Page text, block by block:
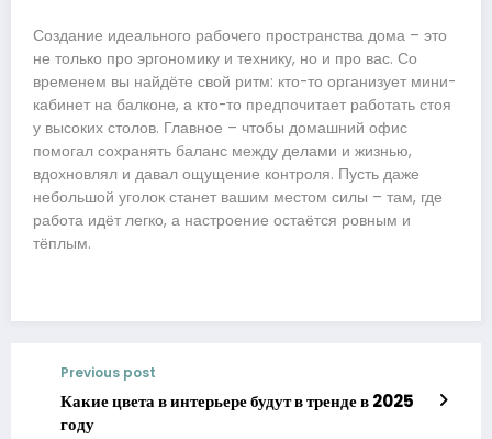
Создание идеального рабочего пространства дома – это
не только про эргономику и технику, но и про вас. Со
временем вы найдёте свой ритм: кто-то организует мини-
кабинет на балконе, а кто-то предпочитает работать стоя
у высоких столов. Главное – чтобы домашний офис
помогал сохранять баланс между делами и жизнью,
вдохновлял и давал ощущение контроля. Пусть даже
небольшой уголок станет вашим местом силы – там, где
работа идёт легко, а настроение остаётся ровным и
тёплым.
Previous post
Какие цвета в интерьере будут в тренде в 2025
году